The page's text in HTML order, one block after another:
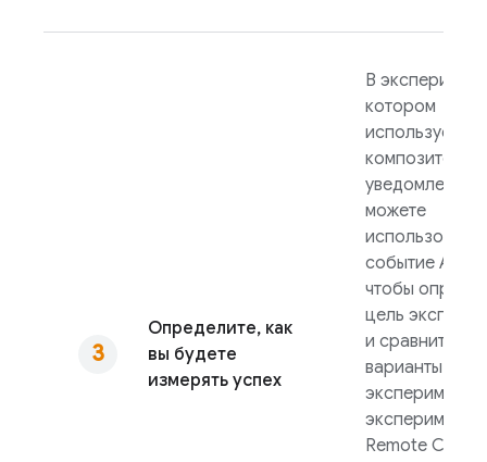
Определите, как
вы будете
измерять успех
В
котором
используется
композитор
уведомлений,
можете
использовать
событие
чтобы
цель
и сравнить
варианты
эксперименте
Remote Config